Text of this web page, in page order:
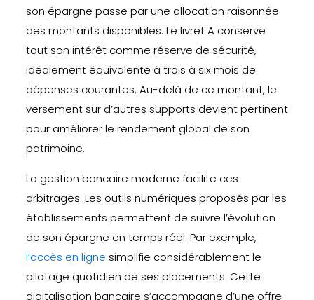
son épargne passe par une allocation raisonnée
des montants disponibles. Le livret A conserve
tout son intérêt comme réserve de sécurité,
idéalement équivalente à trois à six mois de
dépenses courantes. Au-delà de ce montant, le
versement sur d’autres supports devient pertinent
pour améliorer le rendement global de son
patrimoine.
La gestion bancaire moderne facilite ces
arbitrages. Les outils numériques proposés par les
établissements permettent de suivre l’évolution
de son épargne en temps réel. Par exemple,
l’accès en ligne simplifie considérablement le
pilotage quotidien de ses placements. Cette
digitalisation bancaire s’accompagne d’une offre